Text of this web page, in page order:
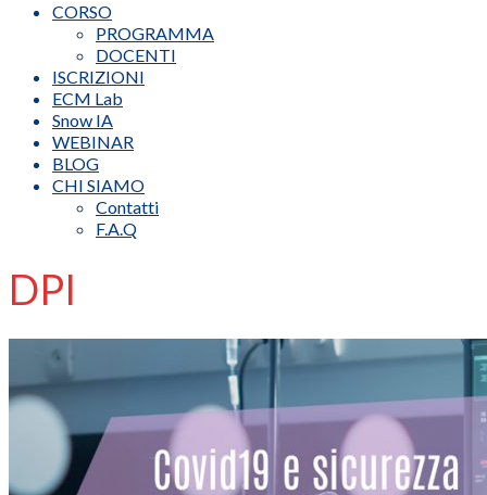
CORSO
PROGRAMMA
DOCENTI
ISCRIZIONI
ECM Lab
Snow IA
WEBINAR
BLOG
CHI SIAMO
Contatti
F.A.Q
DPI